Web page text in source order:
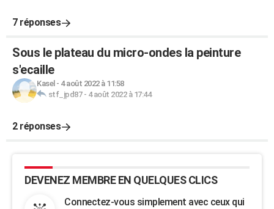
7 réponses
Sous le plateau du micro-ondes la peinture
s'ecaille
Kasel - 4 août 2022 à 11:58
stf_jpd87- 4 août 2022 à 17:44
2 réponses
DEVENEZ MEMBRE EN QUELQUES CLICS
Connectez-vous simplement avec ceux qui